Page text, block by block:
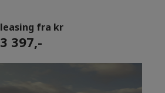
leasing fra kr
3 397,-